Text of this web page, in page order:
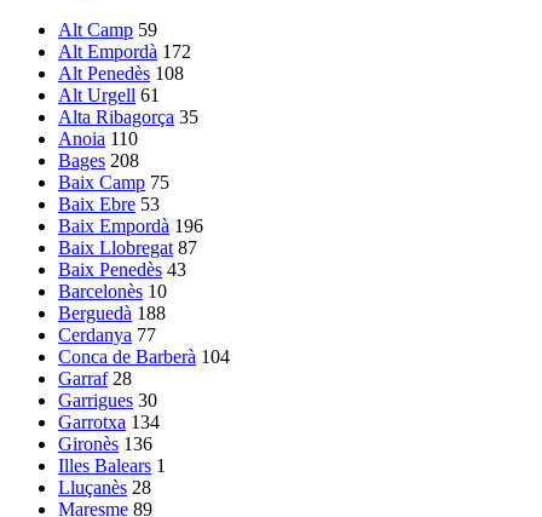
Alt Camp 59
Alt Empordà 172
Alt Penedès 108
Alt Urgell 61
Alta Ribagorça 35
Anoia 110
Bages 208
Baix Camp 75
Baix Ebre 53
Baix Empordà 196
Baix Llobregat 87
Baix Penedès 43
Barcelonès 10
Berguedà 188
Cerdanya 77
Conca de Barberà 104
Garraf 28
Garrigues 30
Garrotxa 134
Gironès 136
Illes Balears 1
Lluçanès 28
Maresme 89